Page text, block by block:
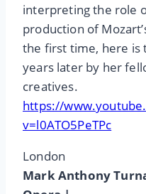
interpreting the role
production of
the first time, here is
years later by her
creatives.
https://
v=l0ATO5PeTPc
London
Mark Anthony